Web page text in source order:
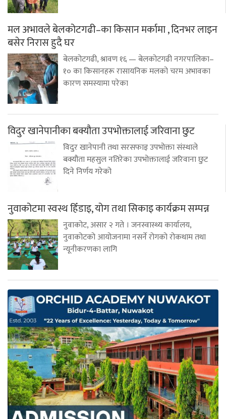
मल अभावले बेलकोटगढी–का किसान मर्कामा , दिनभर लाइन
बसेर निरास हुदै घर
बेलकोटगढी, श्रावण १६ — बेलकोटगढी नगरपालिका–
१० का किसानहरू रासायनिक मलको चरम अभावका
कारण समस्यामा परेका
विदुर खानेपानीका बक्यौता उपभोक्तालाई जरिवाना छुट
विदुर खानेपानी तथा सरसफाइ उपभोक्ता संस्थाले
बक्यौता महसुल नतिरेका उपभोक्तालाई जरिवाना छुट
दिने निर्णय गरेको
नुवाकोटमा स्वस्थ हिँडाइ, योग तथा सिकाइ कार्यक्रम सम्पन्न
नुवाकोट, असार २ गते । जनस्वास्थ्य कार्यालय,
नुवाकोटको आयोजनामा नसर्ने रोगको रोकथाम तथा
न्यूनीकरणका लागि